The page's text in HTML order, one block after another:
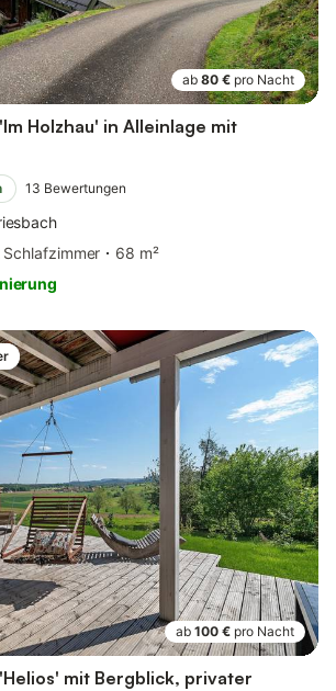
ab 80 € pro Nacht
Holzhau' in Alleinlage mit
13 Bewertungen
Schlafzimmer
68 m²
ab 100 € pro Nacht
mit Bergblick, privater